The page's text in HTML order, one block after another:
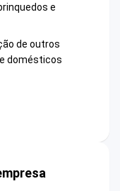
e
de outros
domésticos